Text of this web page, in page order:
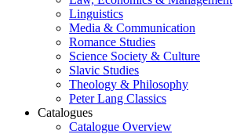
Linguistics
Media & Communication
Romance Studies
Science Society & Culture
Slavic Studies
Theology & Philosophy
Peter Lang Classics
Catalogues
Catalogue Overview